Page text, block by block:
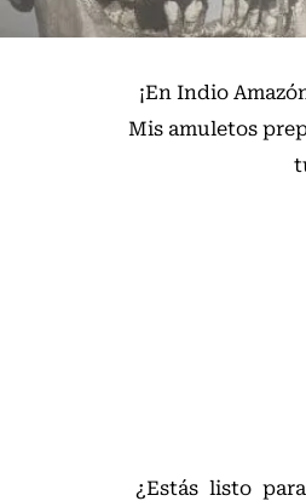
¡En Indio
Mis amuletos
¿Estás listo